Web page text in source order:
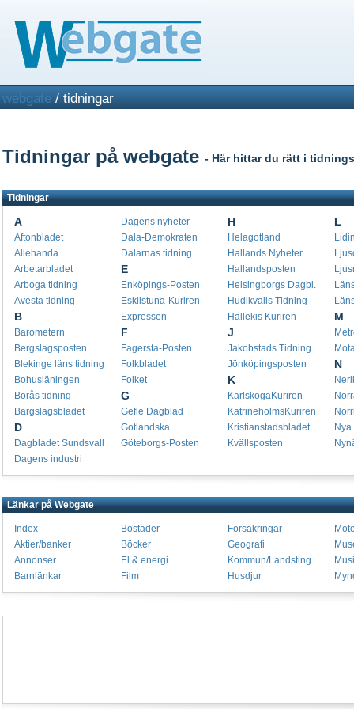
webgate/ tidningar
Tidningar på webgate - Här hittar du rätt i
Tidningar
A
Aftonbladet
Allehanda
Arbetarbladet
Arboga tidning
Avesta tidning
B
Barometern
Bergslagsposten
Blekinge läns tidning
Bohusläningen
Borås tidning
Bärgslagsbladet
D
Dagbladet Sundsvall
Dagens industri
Dagens nyheter
Dala-Demokraten
Dalarnas tidning
E
Enköpings-Posten
Eskilstuna-Kuriren
Expressen
F
Fagersta-Posten
Folkbladet
Folket
G
Gefle Dagblad
Gotlandska
Göteborgs-Posten
H
Helagotland
Hallands Nyheter
Hallandsposten
Helsingborgs Dagbl.
Hudikvalls Tidning
Hällekis Kuriren
J
Jakobstads Tidning
Jönköpingsposten
K
KarlskogaKuriren
KatrineholmsKuriren
Kristianstadsbladet
Kvällsposten
L
M
N
Nya
Länkar på Webgate
Index
Aktier/banker
Annonser
Barnlänkar
Bostäder
Böcker
El & energi
Film
Försäkringar
Geografi
Kommun/Landsting
Husdjur